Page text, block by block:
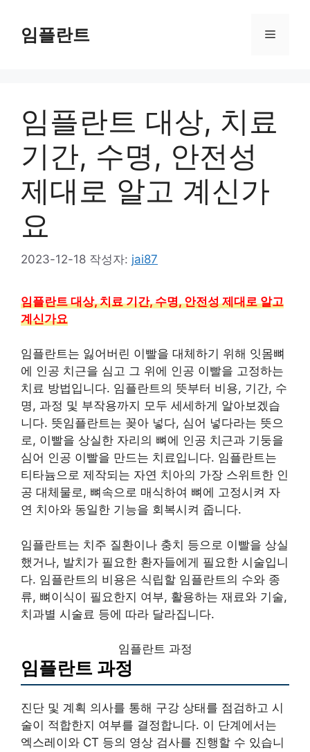
임플란트 메
임플란트 대상, 치료
기간, 수명, 안전성
제대로 알고 계신가
요
2023-12-18 작성자: jai87
임플란트 대상, 치료 기간, 수명, 안전성 제대로 알고
계신가요
임플란트는 잃어버린 이빨을 대체하기 위해 잇몸뼈
에 인공 치근을 심고 그 위에 인공 이빨을 고정하는
치료 방법입니다. 임플란트의 뜻부터 비용, 기간, 수
명, 과정 및 부작용까지 모두 세세하게 알아보겠습
니다. 뜻임플란트는 꽂아 넣다, 심어 넣다라는 뜻으
로, 이빨을 상실한 자리의 뼈에 인공 치근과 기둥을
심어 인공 이빨을 만드는 치료입니다. 임플란트는
티타늄으로 제작되는 자연 치아의 가장 스위트한 인
공 대체물로, 뼈속으로 매식하여 뼈에 고정시켜 자
연 치아와 동일한 기능을 회복시켜 줍니다.
임플란트는 치주 질환이나 충치 등으로 이빨을 상실
했거나, 발치가 필요한 환자들에게 필요한 시술입니
다. 임플란트의 비용은 식립할 임플란트의 수와 종
류, 뼈이식이 필요한지 여부, 활용하는 재료와 기술,
치과별 시술료 등에 따라 달라집니다.
임플란트 과정
임플란트 과정
진단 및 계획 의사를 통해 구강 상태를 점검하고 시
술이 적합한지 여부를 결정합니다. 이 단계에서는
엑스레이와 CT 등의 영상 검사를 진행할 수 있습니